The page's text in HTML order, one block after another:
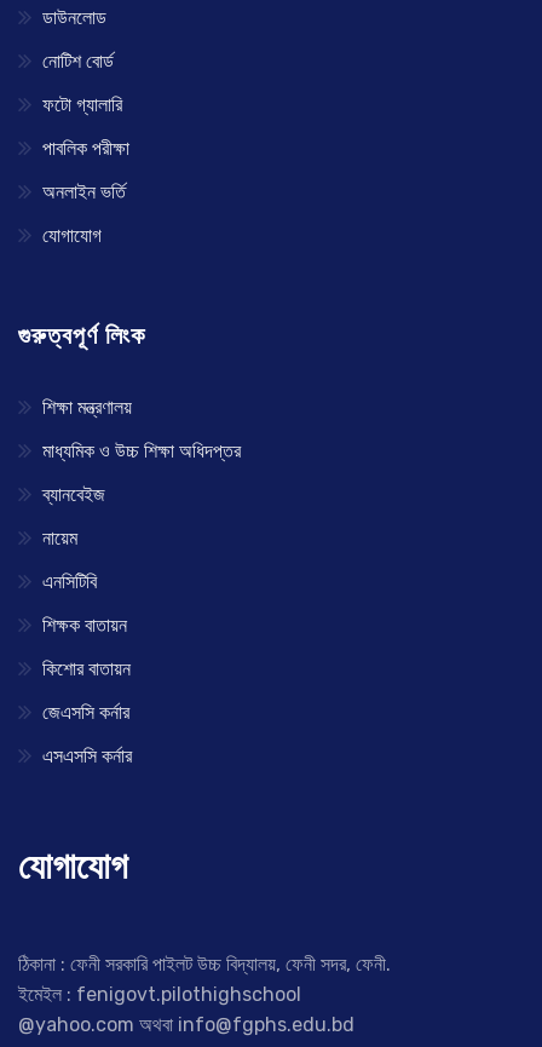
ডাউনলোড
নোটিশ বোর্ড
ফটো গ্যালারি
পাবলিক পরীক্ষা
অনলাইন ভর্তি
যোগাযোগ
গুরুত্বপূর্ণ লিংক
শিক্ষা মন্ত্রণালয়
মাধ্যমিক ও উচ্চ শিক্ষা অধিদপ্তর
ব্যানবেইজ
নায়েম
এনসিটিবি
শিক্ষক বাতায়ন
কিশোর বাতায়ন
জেএসসি কর্নার
এসএসসি কর্নার
যোগাযোগ
ঠিকানা : ফেনী সরকারি পাইলট উচ্চ বিদ্যালয়, ফেনী সদর, ফেনী.
ইমেইল : fenigovt.pilothighschool
@yahoo.com অথবা info@fgphs.edu.bd